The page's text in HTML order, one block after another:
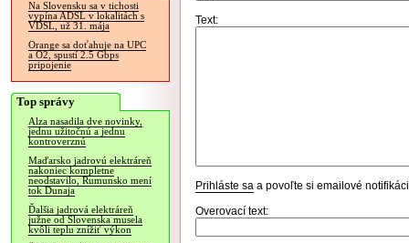
Na Slovensku sa v tichosti
vypína ADSL v lokalitách s
VDSL, už 31. mája
Orange sa doťahuje na UPC
a O2, spustí 2.5 Gbps
pripojenie
Top správy
Alza nasadila dve novinky,
jednu užitočnú a jednu
kontroverznú
Maďarsko jadrovú elektráreň
nakoniec kompletne
neodstavilo, Rumunsko mení
tok Dunaja
Ďalšia jadrová elektráreň
južne od Slovenska musela
kvôli teplu znížiť výkon
Text:
Prihláste sa a povoľte si emailové
Overovací text: